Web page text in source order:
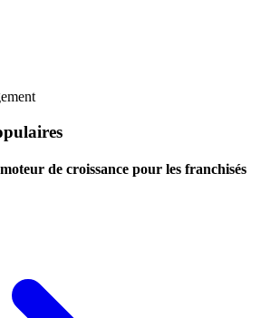
de croissance pour les franchisés